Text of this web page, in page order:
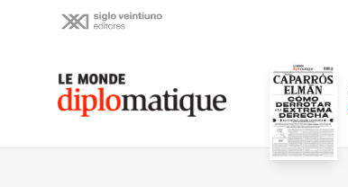
Le monde diplomatique